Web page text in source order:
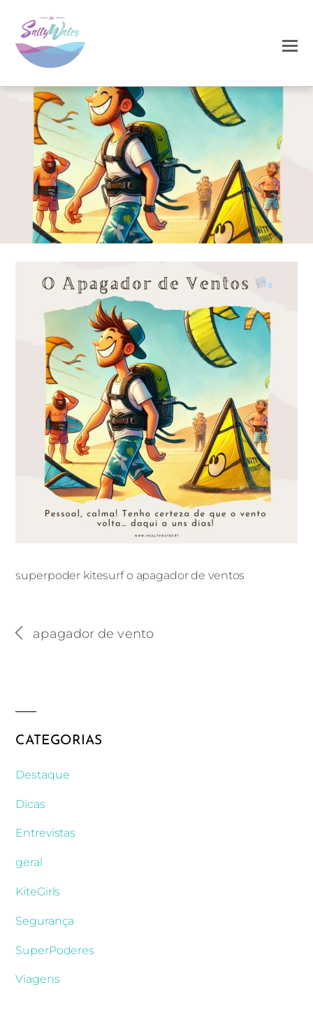
JANEIRO 9, 2025 0
apagador de vento
superpoder kitesurf o apagador de ventos
superpoder kitesurf o apagador de ventos
apagador de vento
CATEGORIAS
Destaque
Dicas
Entrevistas
geral
KiteGirls
Segurança
SuperPoderes
Viagens